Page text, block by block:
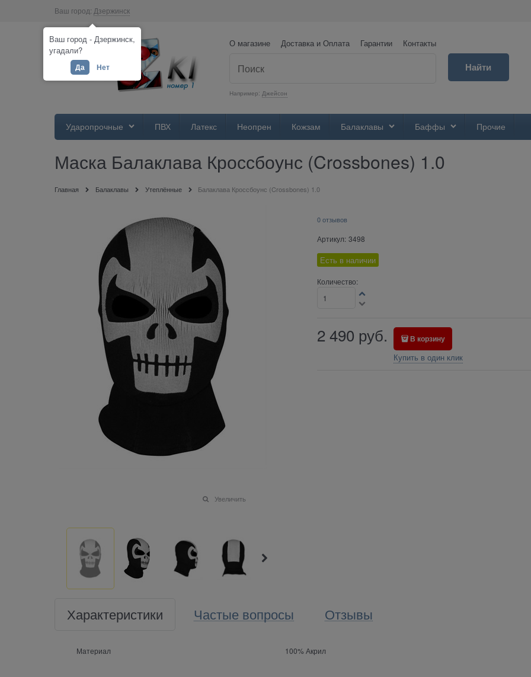
Ваш город: Дзержинск
О магазине Доставка и Оплата Гарантии Контакты
Например: Джейсон
Найти
Ударопрочные ПВХ Латекс Неопрен Кожзам Балаклавы Баффы Прочие
Маска Балаклава Кроссбоунс (Crossbones) 1.0
Главная Балаклавы Утеплённые Балаклава Кроссбоунс (Crossbones) 1.0
Увеличить
0 отзывов
Артикул: 3498
Есть в наличии
Количество:
2 490 руб. В корзину
Купить в один клик
Характеристики Частые вопросы Отзывы
Материал 100% Акрил
Ваш город - Дзержинск,
угадали?
Да Нет